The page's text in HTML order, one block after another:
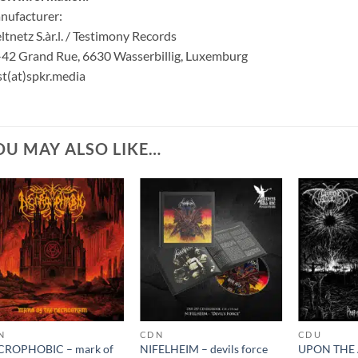
S.àr.l. / Testimony Records
Grand Rue, 6630 Wasserbillig, Luxemburg
MAY ALSO LIKE…
– mark of
CD N
NIFELHEIM – devils force
CD U
UPON THE